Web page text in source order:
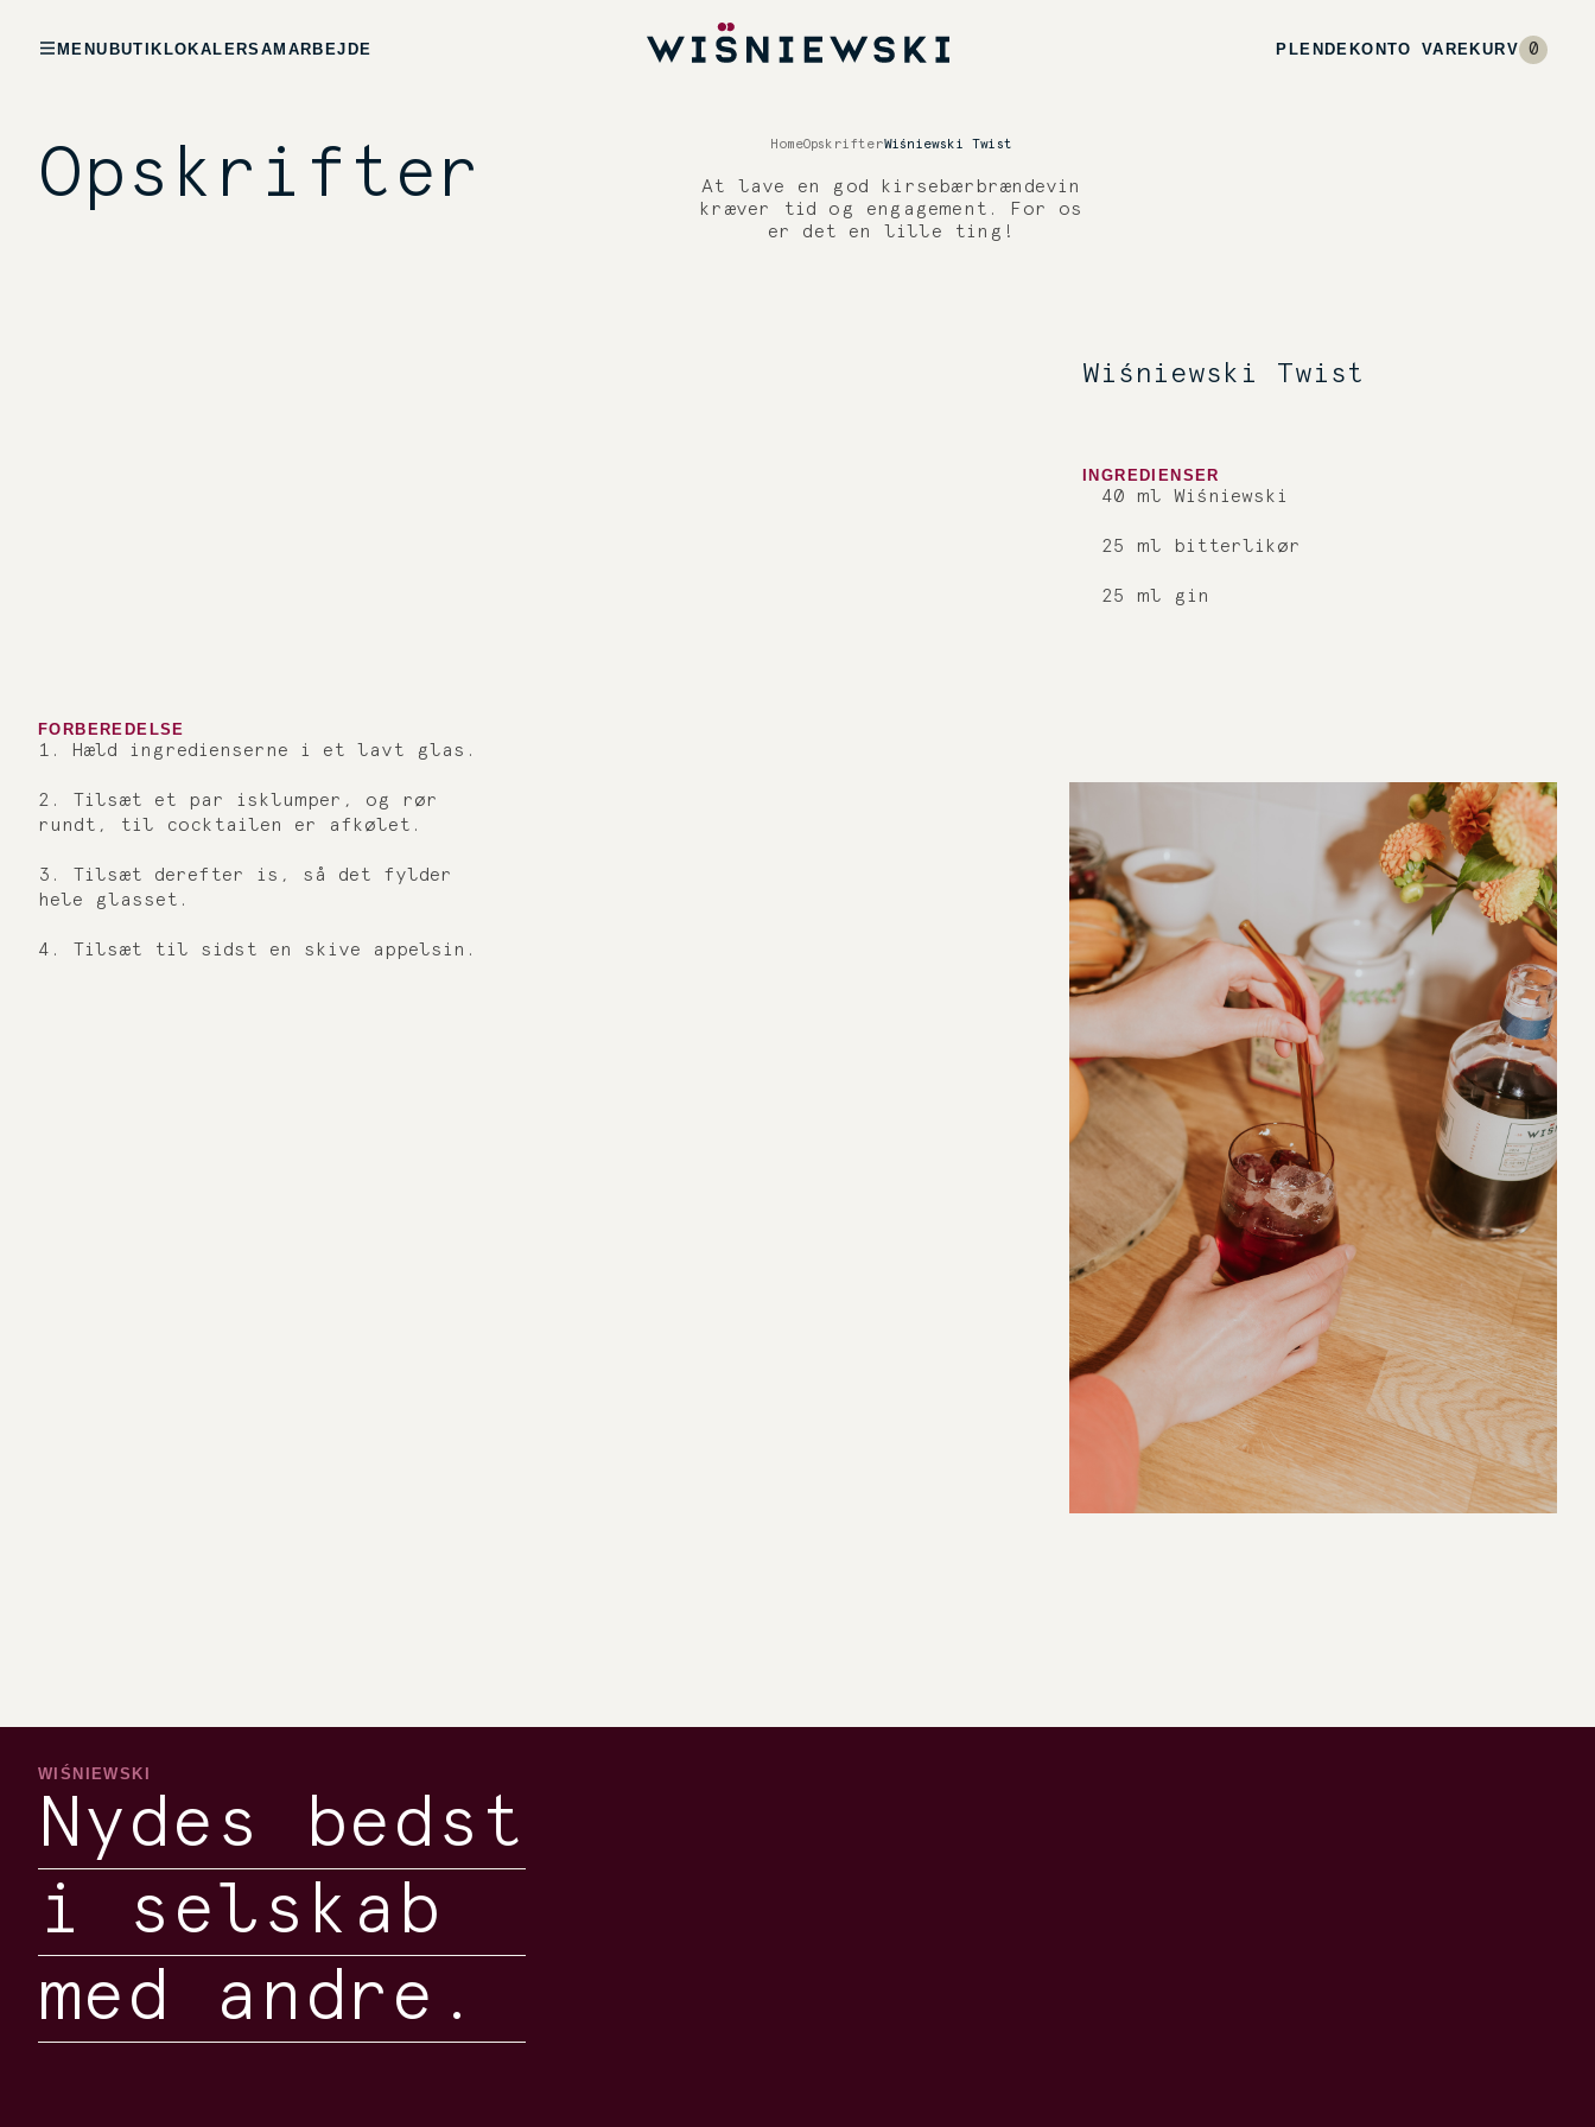
MENU BUTIK LOKALERSAMARBEJDE PLENDE KONTO VAREKURV 0
Opskrifter HomeOpskrifterWiśniewski Twist
At lave en god kirsebærbrændevin
kræver tid og engagement. For os
er det en lille ting!
Wiśniewski Twist
INGREDIENSER
40 ml Wiśniewski
25 ml bitterlikør
25 ml gin
FORBEREDELSE
1. Hæld ingredienserne i et lavt glas.
2. Tilsæt et par isklumper, og rør
rundt, til cocktailen er afkølet.
3. Tilsæt derefter is, så det fylder
hele glasset.
4. Tilsæt til sidst en skive appelsin.
WIŚNIEWSKI
Nydes bedst
i selskab
med andre.